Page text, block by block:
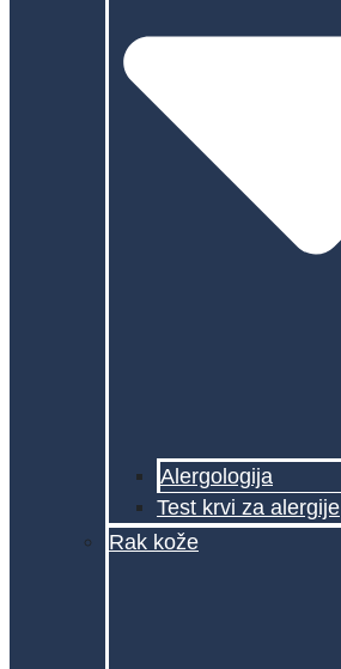
Alergologija
Test krvi za alergije
Rak kože